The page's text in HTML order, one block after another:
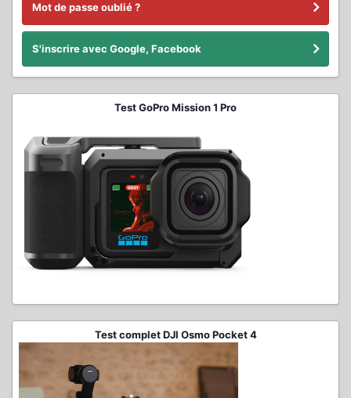
Mot de passe oublié ?
S'inscrire avec Google, Facebook
Test GoPro Mission 1 Pro
Test complet DJI Osmo Pocket 4